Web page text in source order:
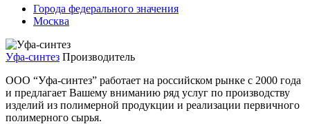
Города федерального значения
Москва
Уфа-синтез Производитель
ООО “Уфа-синтез” работает на российском рынке с 2000 года
и предлагает Вашему вниманию ряд услуг по производству
изделий из полимерной продукции и реализации первичного
полимерного сырья.